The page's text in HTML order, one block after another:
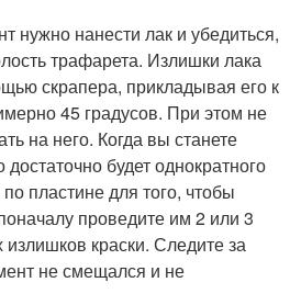
нужно нанести лак и убедиться,
трафарета. Излишки лака
скрапера, прикладывая его к
45 градусов. При этом не
на него. Когда вы станете
будет однократного
пластине для того, чтобы
проведите им 2 или 3
излишков краски. Следите за
не смещался и не